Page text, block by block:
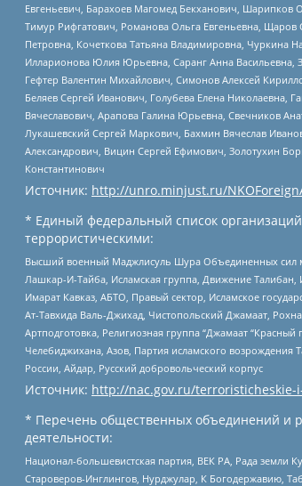
Евгеньевич, Барахоев Магомед Бекханович,
Тимур Рифгатович, Романова Ольга Евгеньевна,
Петровна, Кочеткова Татьяна Владимировна, Чуркина
Илларионова Юлия Юрьевна, Саранг Анна Васильевна,
Гефтер Валентин Михайлович, Симонов Алексей
Беляев Сергей Иванович, Голубева Елена Николаевна,
Вячеславович, Арапова Галина Юрьевна, Свечников
Лукашевский Сергей Маркович, Бахмин Вячеслав
Александрович, Вицин Сергей Ефимович, Золотухин
Константинович
Источник: http://unro.minjust.ru/
* Единый федеральный список
террористическими:
Высший военный Маджлисуль Шура Объединенных сил
Лашкар-И-Тайба, Исламская группа, Движение
Имарат Кавказ, АБТО, Правый сектор, Исламское
Ат-Тавхида Валь-Джихад, Чистопольский Джамаат,
Артподготовка, Религиозная группа “Джамаат
Челебиджихана, Азов, Партия исламского
России, Айдар, Русский добровольческий корпус
Источник: http://nac.gov.ru/
* Перечень общественных объединений и
деятельности:
Национал-большевистская партия, ВЕК РА, Рада
Староверов-Инглингов, Нурджулар, К Богодержавию,